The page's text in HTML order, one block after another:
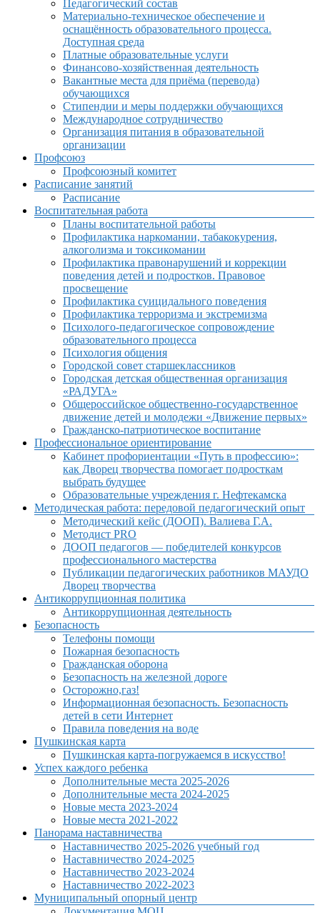
Педагогический состав
Материально-техническое обеспечение и
оснащённость образовательного процесса.
Доступная среда
Платные образовательные услуги
Финансово-хозяйственная деятельность
Вакантные места для приёма (перевода)
обучающихся
Стипендии и меры поддержки обучающихся
Международное сотрудничество
Организация питания в образовательной
организации
Профсоюз
Профсоюзный комитет
Расписание занятий
Расписание
Воспитательная работа
Планы воспитательной работы
Профилактика наркомании, табакокурения,
алкоголизма и токсикомании
Профилактика правонарушений и коррекции
поведения детей и подростков. Правовое
просвещение
Профилактика суицидального поведения
Профилактика терроризма и экстремизма
Психолого-педагогическое сопровождение
образовательного процесса
Психология общения
Городской совет старшеклассников
Городская детская общественная организация
«РАДУГА»
Общероссийское общественно-государственное
движение детей и молодежи «Движение первых»
Гражданско-патриотическое воспитание
Профессиональное ориентирование
Кабинет профориентации «Путь в профессию»:
как Дворец творчества помогает подросткам
выбрать будущее
Образовательные учреждения г. Нефтекамска
Методическая работа: передовой педагогический опыт
Методический кейс (ДООП). Валиева Г.А.
Методист PRO
ДООП педагогов — победителей конкурсов
профессионального мастерства
Публикации педагогических работников МАУДО
Дворец творчества
Антикоррупционная политика
Антикоррупционная деятельность
Безопасность
Телефоны помощи
Пожарная безопасность
Гражданская оборона
Безопасность на железной дороге
Осторожно,газ!
Информационная безопасность. Безопасность
детей в сети Интернет
Правила поведения на воде
Пушкинская карта
Пушкинская карта-погружаемся в искусство!
Успех каждого ребенка
Дополнительные места 2025-2026
Дополнительные места 2024-2025
Новые места 2023-2024
Новые места 2021-2022
Панорама наставничества
Наставничество 2025-2026 учебный год
Наставничество 2024-2025
Наставничество 2023-2024
Наставничество 2022-2023
Муниципальный опорный центр